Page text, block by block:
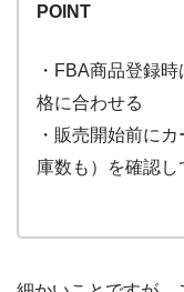
POINT
・FBA商品登録
格に合わせる
・販売開始前に
庫数も）を確認し